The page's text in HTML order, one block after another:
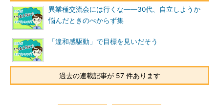
あります。
「なたもだ」で論理的に伝えよう
異業種交流会には行くな――30代、自立しようか
悩んだときのべからず集
「違和感駆動」で目標を見いだそう
過去の連載記事が 57 件あります